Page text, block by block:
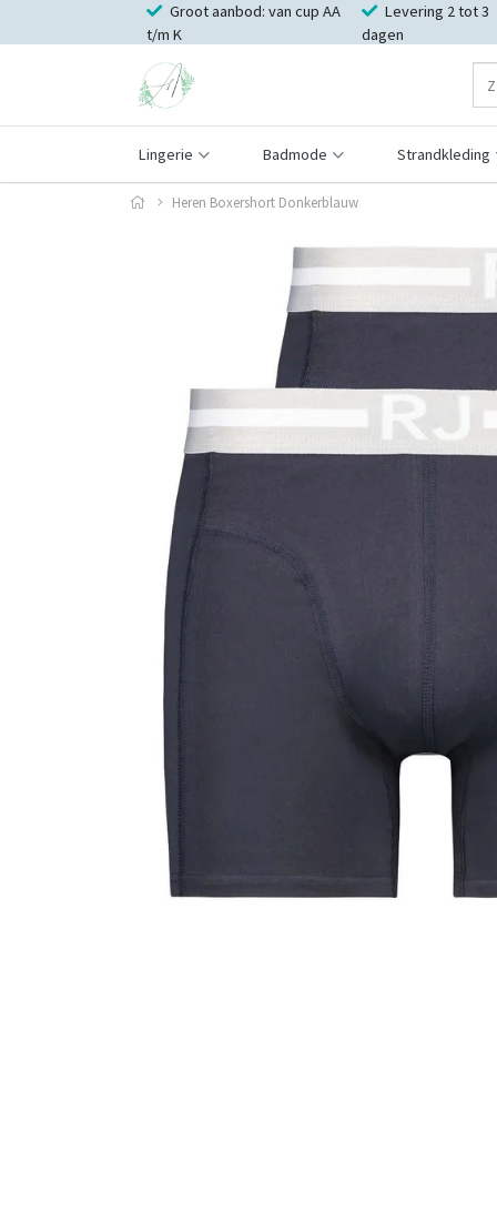
Groot aanbod: van cup AA
t/m K
Levering 2 tot 3
dagen
Lingerie Badmode Strandkleding
Heren Boxershort Donkerblauw